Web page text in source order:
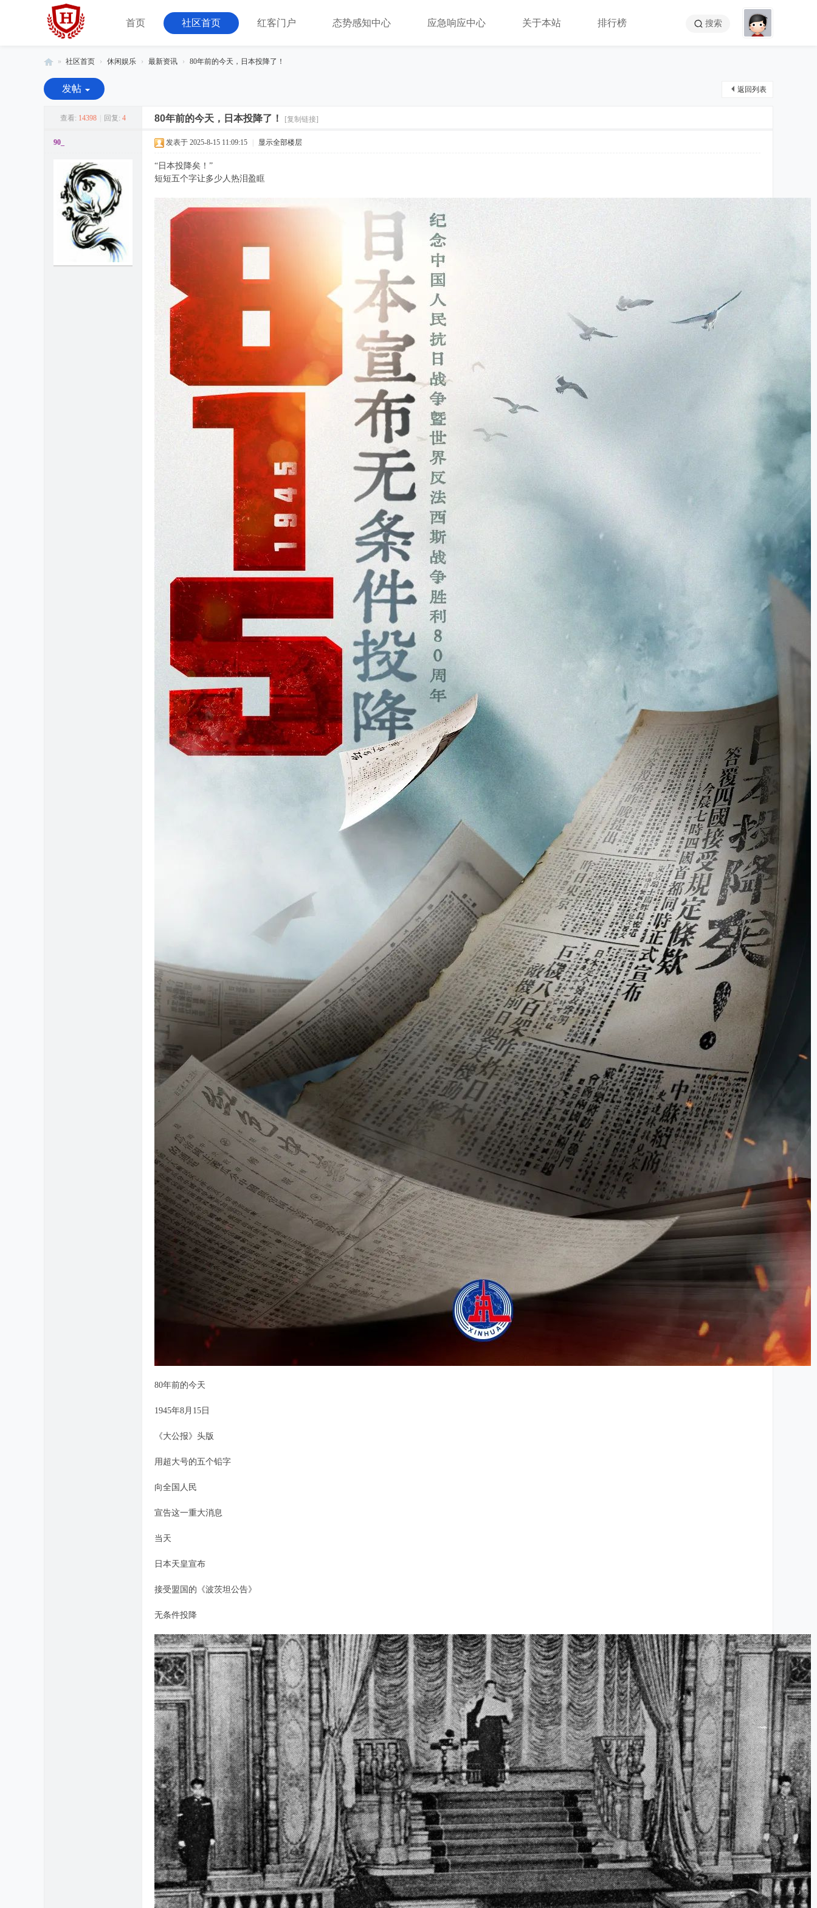
首页 社区首页 红客门户 态势感知中心 应急响应中心 关于本站 排行榜 搜索
红
客
» 社区首页 › 休闲娱乐 › 最新资讯 › 80年前的今天，日本投降了！
返回列表
发帖
查看: 14398 回复: 4 80年前的今天，日本投降了！ [复制链接]
90_ 发表于 2025-8-15 11:09:15 显示全部楼层
“日本投降矣！”
短短五个字让多少人热泪盈眶
80年前的今天
1945年8月15日
《大公报》头版
用超大号的五个铅字
向全国人民
宣告这一重大消息
当天
日本天皇宣布
接受盟国的《波茨坦公告》
无条件投降